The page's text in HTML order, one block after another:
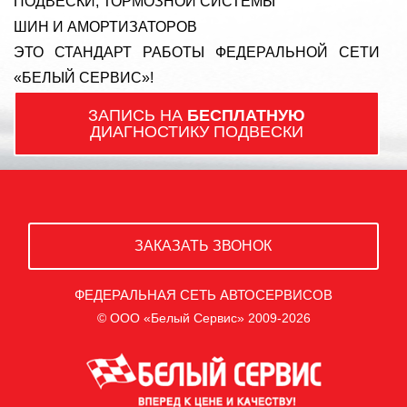
ШИН И АМОРТИЗАТОРОВ
ЭТО СТАНДАРТ РАБОТЫ ФЕДЕРАЛЬНОЙ СЕТИ
«БЕЛЫЙ СЕРВИС»!
ЗАПИСЬ НА БЕСПЛАТНУЮ
ДИАГНОСТИКУ ПОДВЕСКИ
ЗАКАЗАТЬ ЗВОНОК
ФЕДЕРАЛЬНАЯ СЕТЬ АВТОСЕРВИСОВ
© ООО «Белый Сервис» 2009-2026